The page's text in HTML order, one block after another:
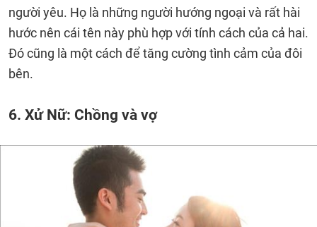
người yêu. Họ là những người hướng ngoại và rất hài
hước nên cái tên này phù hợp với tính cách của cả hai.
Đó cũng là một cách để tăng cường tình cảm của đôi
bên.
6. Xử Nữ: Chồng và vợ